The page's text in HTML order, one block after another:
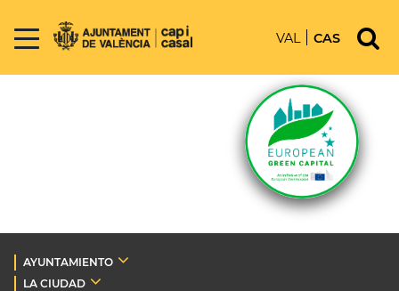
VAL CAS
AYUNTAMIENTO
LA CIUDAD